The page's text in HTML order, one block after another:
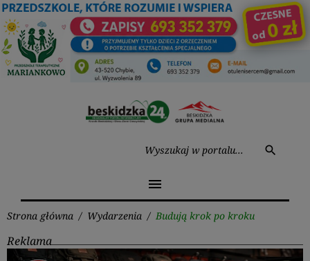
Przejdź
do
treści
search
menu
Strona główna / Wydarzenia / Budują krok po kroku
Reklama